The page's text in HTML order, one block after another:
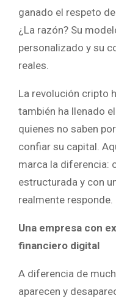
ganado el respeto
¿La razón? Su
personalizado y su
reales.
La revolución cripto
también ha llenado
quienes no saben
confiar su capital.
marca la diferencia:
estructurada y con
realmente responde.
Una empresa con
financiero digital
A diferencia de
aparecen y